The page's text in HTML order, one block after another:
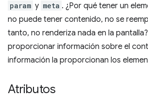
param y meta . ¿Por qué tener un
no puede tener contenido, no se
tanto, no renderiza nada en la
proporcionar información sobre el
información la proporcionan los
Atributos